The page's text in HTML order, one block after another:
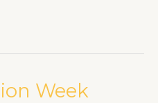
Week